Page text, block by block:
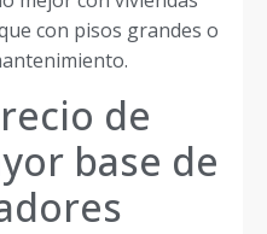
con pisos grandes o
de
base de